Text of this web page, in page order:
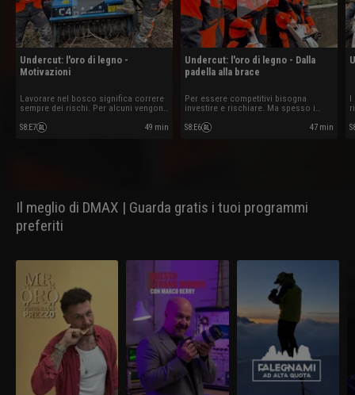
Undercut: l'oro di legno -
Motivazioni
Lavorare nel bosco significa correre
sempre dei rischi. Per alcuni vengono
tutti è arrivato il momento di
S8:E7 49 min
Undercut: l'oro di legno - Dalla
padella alla brace
Per essere competitivi bisogna
investire e rischiare. Ma spesso i
bisogna essere disposti a rilanciare.
S8:E6 47 min
I
Il meglio di DMAX | Guarda gratis i tuoi programmi
preferiti